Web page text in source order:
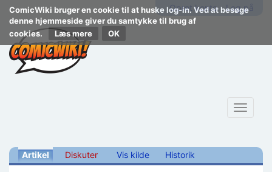
ComicWiki bruger en cookie til at huske log-in. Ved at besøge
denne hjemmeside giver du samtykke til brug af
cookies.
Læs mere
Opret konto Log på
Toggle
Artikel Diskuter Vis kilde Historik